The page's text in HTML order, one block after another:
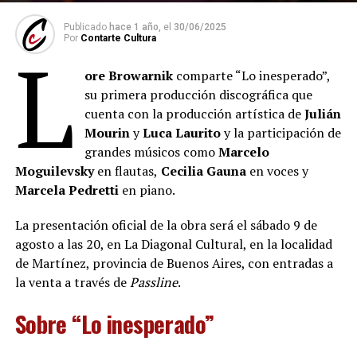
Publicado hace 1 año, el 30/06/2025
Por Contarte Cultura
L ore Browarnik comparte “Lo inesperado”,
su primera producción discográfica que
cuenta con la producción artística deJulián
MourinyLuca Lauritoy la participación de
grandes músicos comoMarcelo
Moguilevskyen flautas, Cecilia Gaunaen voces y
Marcela Pedretti en piano.
La presentación oficial de la obra será el sábado 9 de
agosto a las 20, en La Diagonal Cultural, en la localidad
de Martínez, provincia de Buenos Aires, con entradas a
la venta a través dePassline.
Sobre “Lo inesperado”